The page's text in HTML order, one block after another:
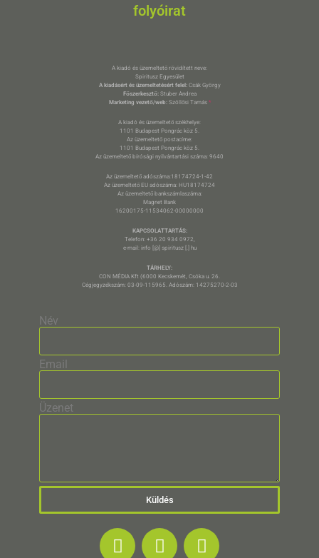
folyóirat
A kiadó és üzemeltető rövidített neve:
Spiritusz Egyesület
A kiadásért és üzemeltetésért felel:Csák György
Főszerkesztő:Stuber Andrea
Marketing vezető/web:Szöllősi Tamás *
A kiadó és üzemeltető székhelye:
1101 Budapest Pongrác köz 5.
Az üzemeltető postacíme:
1101 Budapest Pongrác köz 5.
Az üzemeltető bírósági nyilvántartási száma: 9640
Az üzemeltető adószáma:18174724-1-42
Az üzemeltető EU adószáma: HU18174724
Az üzemeltető bankszámlaszáma:
Magnet Bank
16200175-11534062-00000000
KAPCSOLATTARTÁS:
Telefon: +36 20 934 0972,
e-mail: info [@] spiritusz [.] hu
TÁRHELY:
CON MÉDIA Kft (6000 Kecskemét, Csóka u. 26.
Cégjegyzékszám: 03-09-115965. Adószám: 14275270-2-03
Név
Email
Üzenet
Küldés